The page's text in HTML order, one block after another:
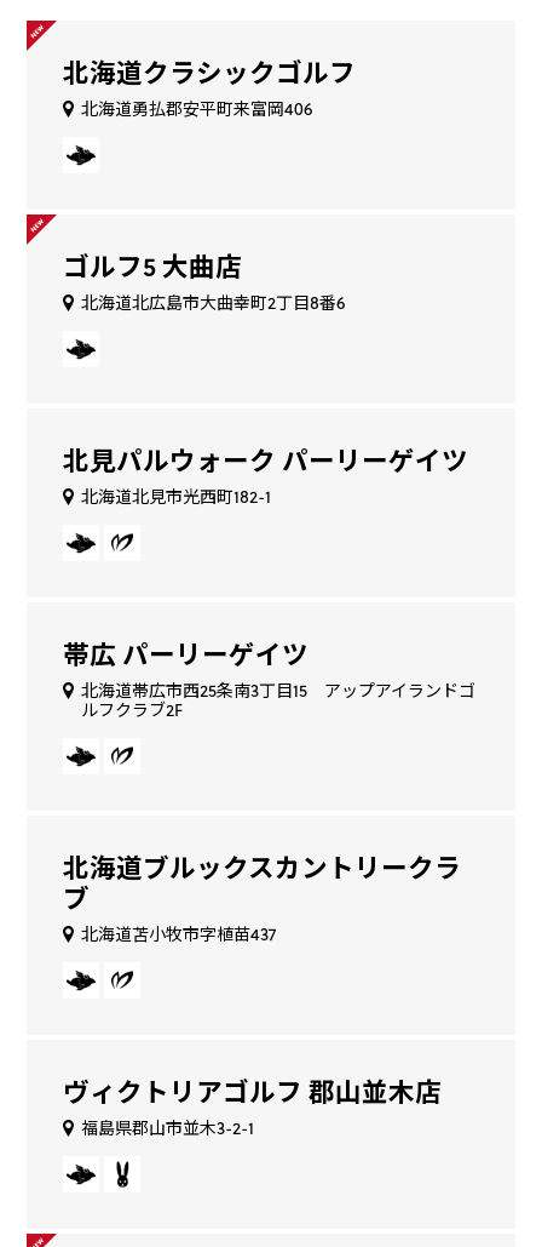
北海道クラシックゴルフ
北海道勇払郡安平町来富岡406
ゴルフ5 大曲店
北海道北広島市大曲幸町2丁目8番6
北見パルウォーク パーリーゲイツ
北海道北見市光西町182-1
帯広 パーリーゲイツ
北海道帯広市西25条南3丁目15 アップアイランドゴ
ルフクラブ2F
北海道ブルックスカントリークラ
ブ
北海道苫小牧市字植苗437
ヴィクトリアゴルフ 郡山並木店
福島県郡山市並木3-2-1